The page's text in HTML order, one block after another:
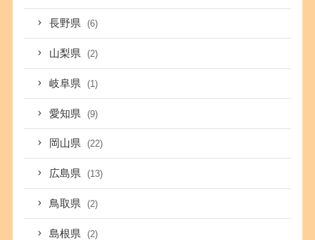
長野県 (6)
山梨県 (2)
岐阜県 (1)
愛知県 (9)
岡山県 (22)
広島県 (13)
鳥取県 (2)
島根県 (2)